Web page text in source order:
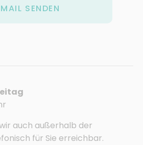
SENDEN
auch außerhalb der
für Sie erreichbar.